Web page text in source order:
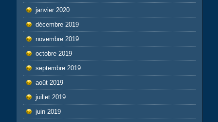
janvier 2020
décembre 2019
novembre 2019
octobre 2019
septembre 2019
août 2019
juillet 2019
juin 2019